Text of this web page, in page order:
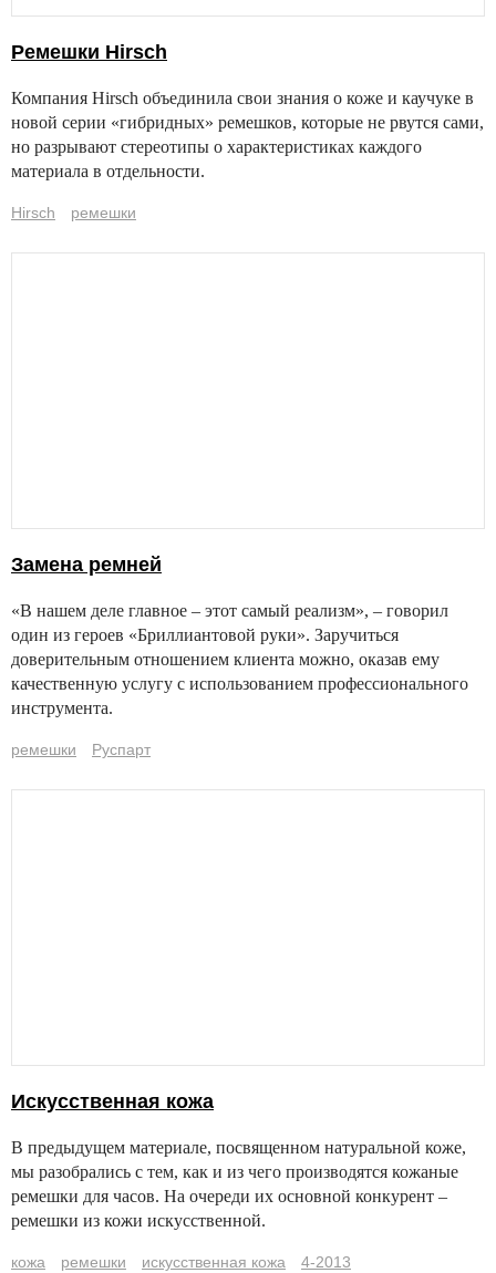
Ремешки Hirsch
Компания Hirsch объединила свои знания о коже и каучуке в
новой серии «гибридных» ремешков, которые не рвутся сами,
но разрывают стереотипы о характеристиках каждого
материала в отдельности.
Hirsch ремешки
Замена ремней
«В нашем деле главное – этот самый реализм», – говорил
один из героев «Бриллиантовой руки». Заручиться
доверительным отношением клиента можно, оказав ему
качественную услугу с использованием профессионального
инструмента.
ремешки Руспарт
Искусственная кожа
В предыдущем материале, посвященном натуральной коже,
мы разобрались с тем, как и из чего производятся кожаные
ремешки для часов. На очереди их основной конкурент –
ремешки из кожи искусственной.
кожа ремешки искусственная кожа 4-2013